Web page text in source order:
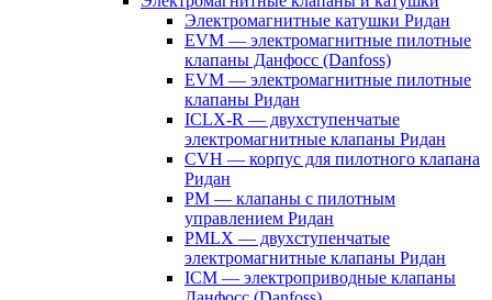
Электромагнитные катушки Ридан
EVM — электромагнитные пилотные
клапаны Данфосс (Danfoss)
EVM — электромагнитные пилотные
клапаны Ридан
ICLX-R — двухступенчатые
электромагнитные клапаны Ридан
CVH — корпус для пилотного клапана
Ридан
PM — клапаны с пилотным
управлением Ридан
PMLX — двухступенчатые
электромагнитные клапаны Ридан
ICM — электроприводные клапаны